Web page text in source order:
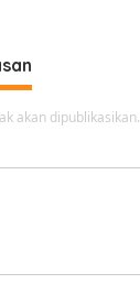
akan dipublikasikan.